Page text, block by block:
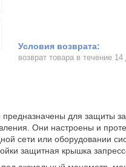
возврат товара в течение
для защиты
Они настроены и
сети или оборудовании
защитная крышка